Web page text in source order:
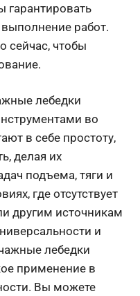
гарантировать
работ.
сейчас, чтобы
лебедки
во
в себе простоту,
делая их
подъема, тяги и
где отсутствует
другим источникам
и
лебедки
применение в
Вы можете